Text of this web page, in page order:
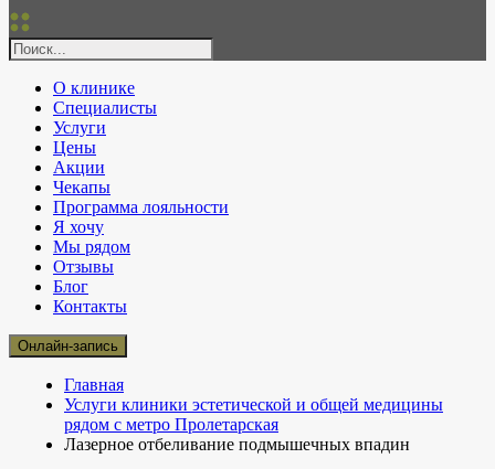
О клинике
Специалисты
Услуги
Цены
Акции
Чекапы
Программа лояльности
Я хочу
Мы рядом
Отзывы
Блог
Контакты
Онлайн-запись
Главная
Услуги клиники эстетической и общей медицины
рядом с метро Пролетарская
Лазерное отбеливание подмышечных впадин